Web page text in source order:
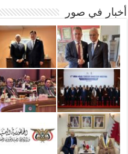
أخبار في صور